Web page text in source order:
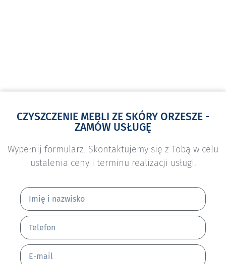
CZYSZCZENIE MEBLI ZE SKÓRY ORZESZE -
ZAMÓW USŁUGĘ
Wypełnij formularz. Skontaktujemy się z Tobą w celu
ustalenia ceny i terminu realizacji usługi.